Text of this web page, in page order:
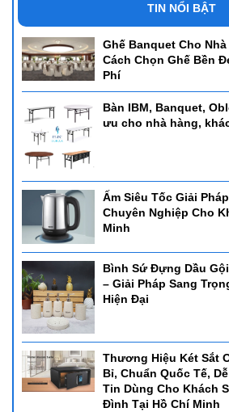
TIN NỔI BẬT
Ghế Banquet Cho
Cách Chọn Ghế Bền
Phí
Bàn IBM, Banquet,
ưu cho nhà hàng,
Ấm Siêu Tốc Giải
Chuyên Nghiệp Cho
Minh
Bình Sứ Đựng Dầu
– Giải Pháp Sang
Hiện Đại
Thương Hiệu Két Sắt
Bỉ, Chuẩn Quốc Tế,
Tin Dùng Cho Khách
Đình Tại Hồ Chí Minh